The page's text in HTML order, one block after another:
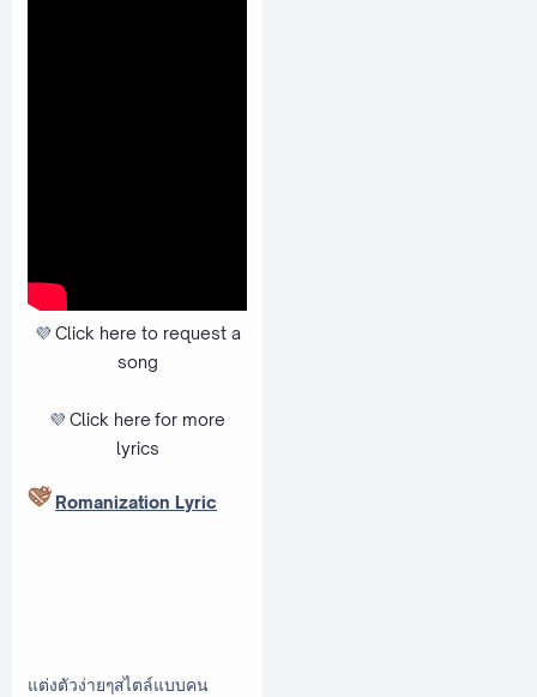
💜 Click here to request a
song
💜 Click here for more
lyrics
Romanization Lyric
แต่งตัวง่ายๆสไตล์แบบคน